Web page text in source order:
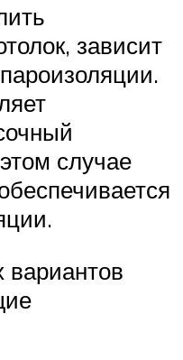
зависит
случае
вариантов